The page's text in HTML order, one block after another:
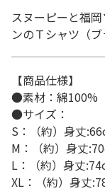
スヌーピーと福
ンのＴシャツ（ブ
【商品仕様】
●素材：綿100%
●サイズ：
S：（約）身丈
M：（約）身丈
L：（約）身丈
XL：（約）身丈